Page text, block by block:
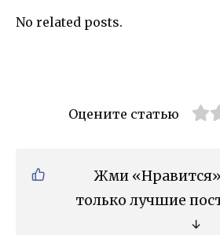
No related posts.
Оцените статью
Жми
только лучшие
↓